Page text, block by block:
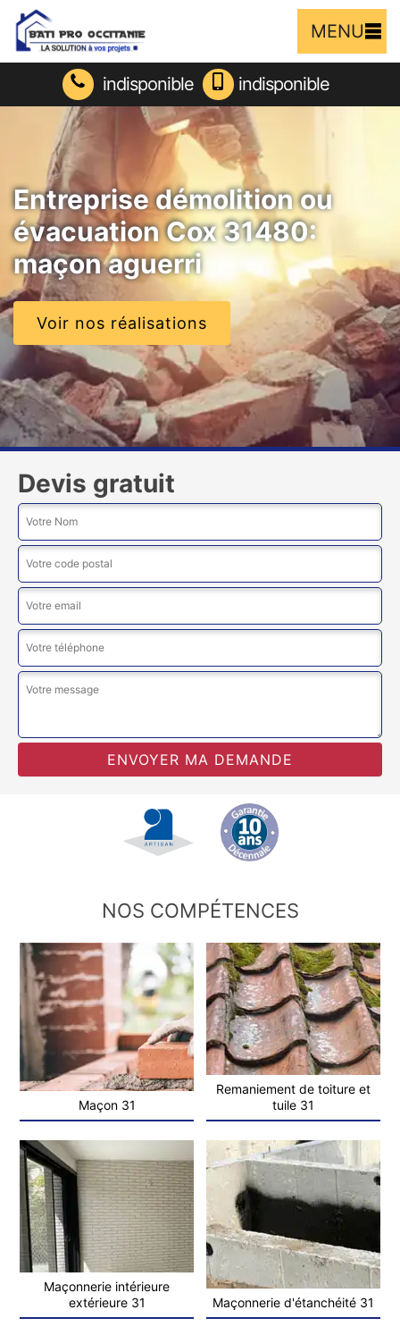
MENU
indisponible indisponible
Entreprise démolition ou
évacuation Cox 31480:
maçon aguerri
Voir nos réalisations
Devis gratuit
NOS COMPÉTENCES
Maçon 31
Remaniement de toiture et
tuile 31
Maçonnerie intérieure
extérieure 31
Maçonnerie d'étanchéité 31